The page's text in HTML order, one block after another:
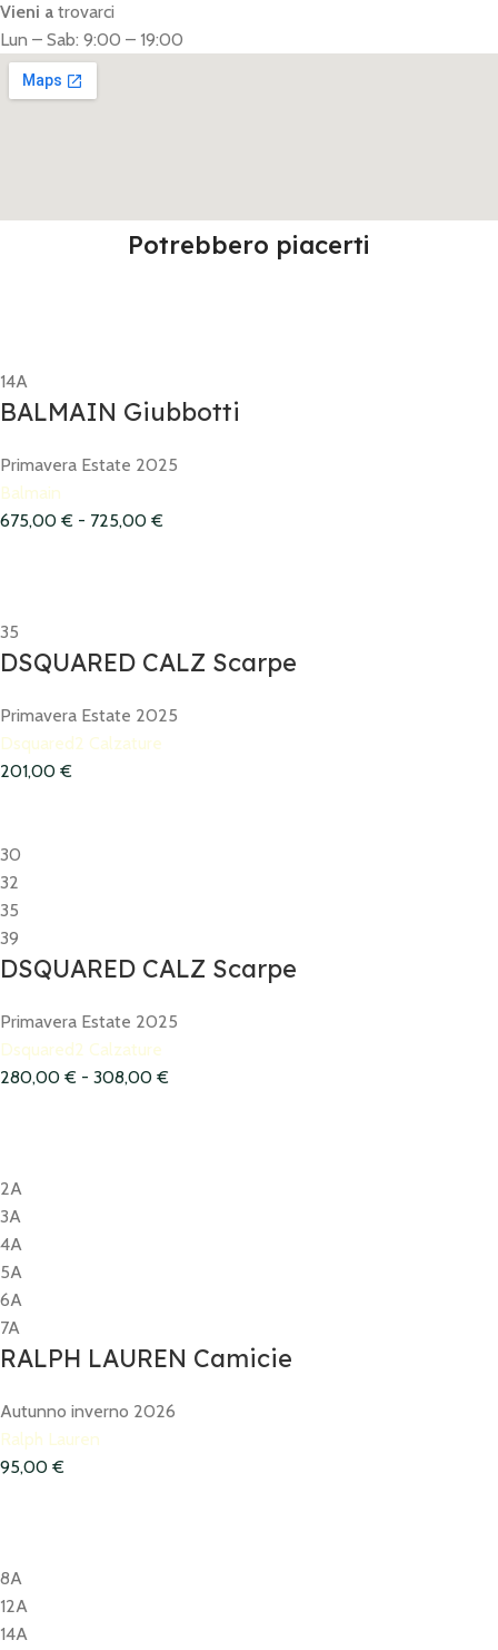
Vieni a trovarci
Lun – Sab: 9:00 – 19:00
Potrebbero piacerti
14A
BALMAIN Giubbotti
Primavera Estate 2025
Balmain
675,00 € - 725,00 €
35
DSQUARED CALZ Scarpe
Primavera Estate 2025
Dsquared2 Calzature
201,00 €
30
32
35
39
DSQUARED CALZ Scarpe
Primavera Estate 2025
Dsquared2 Calzature
280,00 € - 308,00 €
2A
3A
4A
5A
6A
7A
RALPH LAUREN Camicie
Autunno inverno 2026
Ralph Lauren
95,00 €
8A
12A
14A